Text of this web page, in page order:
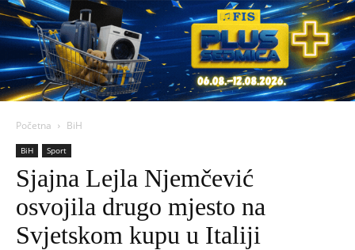
Početna BiH
BiH Sport
Sjajna Lejla Njemčević
osvojila drugo mjesto na
Svjetskom kupu u Italiji